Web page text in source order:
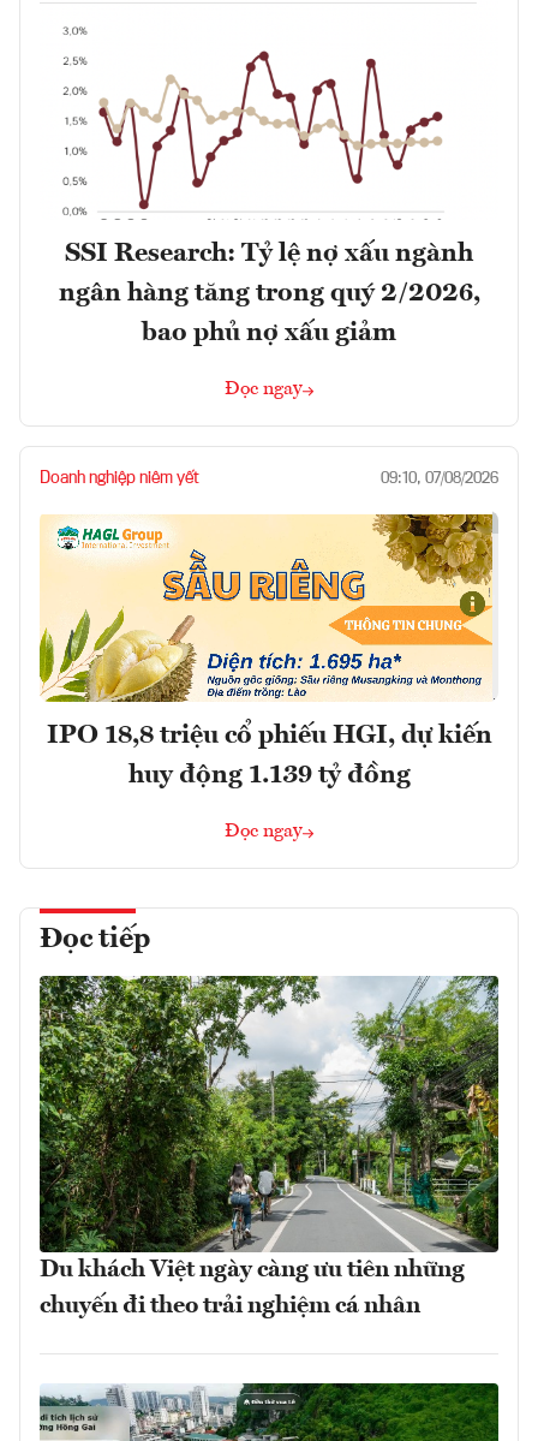
SSI Research: Tỷ lệ nợ xấu ngành
ngân hàng tăng trong quý 2/2026,
bao phủ nợ xấu giảm
Đọc ngay
Doanh nghiệp niêm yết 09:10, 07/08/2026
IPO 18,8 triệu cổ phiếu HGI, dự kiến
huy động 1.139 tỷ đồng
Đọc ngay
Đọc tiếp
Du khách Việt ngày càng ưu tiên những
chuyến đi theo trải nghiệm cá nhân